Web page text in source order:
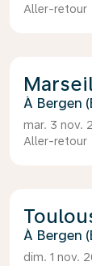
Aller-retour
Bergen
mar. 3 nov.
Aller-retour
Bergen
dim. 1 nov.